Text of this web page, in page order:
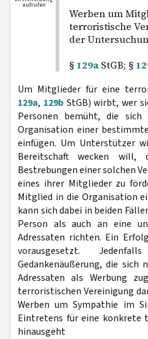
Werben um
terroristische
der
§ 129a StGB; §
aufrufen
Um Mitglieder für eine
129a, 129bStGB) wirbt, wer
Personen bemüht, die
Organisation einer
einfügen. Um Unterstützer
Bereitschaft wecken
Bestrebungen einer solchen
eines ihrer Mitglieder zu
Mitglied in die Organisation
kann sich dabei in beiden
Person als auch an eine
Adressaten richten. Ein
vorausgesetzt.
Gedankenäußerung, die sich
Adressaten als Werbung
terroristischen Vereinigung
Werben um Sympathie im
Eintretens für eine konkrete
hinausgeht